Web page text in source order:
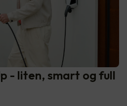
- liten, smart og full